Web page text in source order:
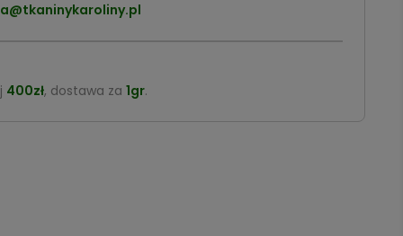
400zł, dostawa za 1gr.